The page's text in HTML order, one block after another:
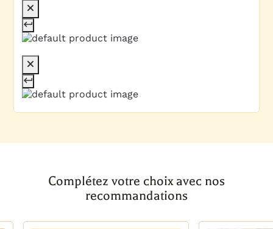
Complétez votre choix avec nos
recommandations